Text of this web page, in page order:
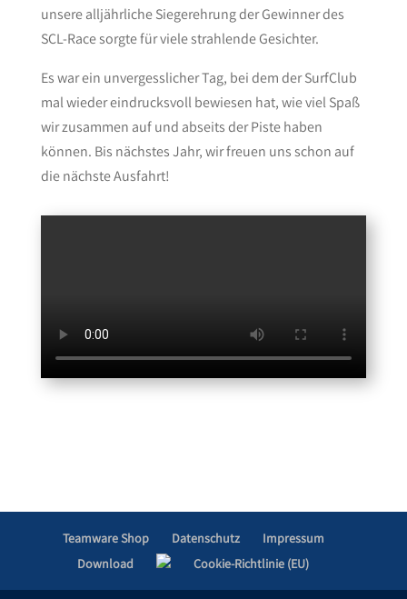
unsere alljährliche Siegerehrung der Gewinner des
SCL-Race sorgte für viele strahlende Gesichter.
Es war ein unvergesslicher Tag, bei dem der SurfClub
mal wieder eindrucksvoll bewiesen hat, wie viel Spaß
wir zusammen auf und abseits der Piste haben
können. Bis nächstes Jahr, wir freuen uns schon auf
die nächste Ausfahrt!
Teamware Shop Datenschutz
Impressum
Download
Cookie-Richtlinie (EU)